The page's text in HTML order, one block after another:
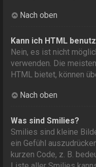
Nach oben
Kann ich HTML
Nein, es ist nicht
verwenden. Die
HTML bietet, können
Nach oben
Was sind Smilies?
Smilies sind kleine
ein Gefühl
kurzen Code, z. B.